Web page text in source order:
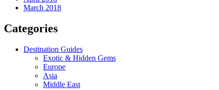
March 2018
Categories
Destination Guides
Exotic & Hidden Gems
Europe
Asia
Middle East